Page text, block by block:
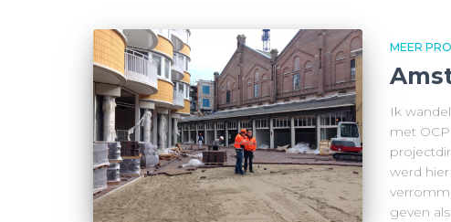
MEER
Ik
met
werd
geven